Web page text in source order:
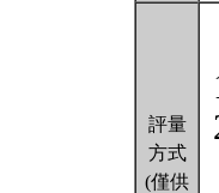
評量
方式
(僅供